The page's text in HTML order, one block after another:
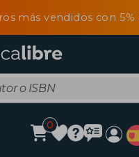
más vendidos con
0